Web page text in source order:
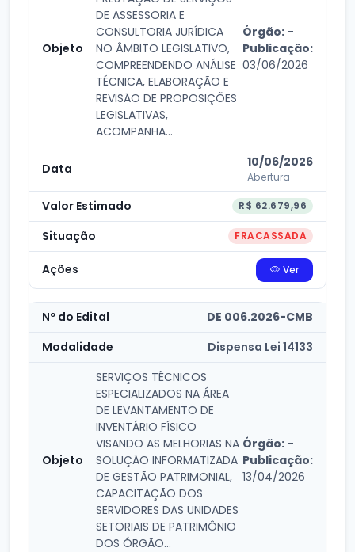
DE ASSESSORIA E
CONSULTORIA JURÍDICA
NO ÂMBITO LEGISLATIVO,
COMPREENDENDO ANÁLISE
TÉCNICA, ELABORAÇÃO E
REVISÃO DE PROPOSIÇÕES
LEGISLATIVAS,
ACOMPANHA...
Órgão: -
Publicação:
03/06/2026
10/06/2026
Abertura
R$ 62.679,96
FRACASSADA
Ver
DE 006.2026-CMB
Dispensa Lei 14133
SERVIÇOS TÉCNICOS
ESPECIALIZADOS NA ÁREA
DE LEVANTAMENTO DE
INVENTÁRIO FÍSICO
VISANDO AS MELHORIAS NA
SOLUÇÃO INFORMATIZADA
DE GESTÃO PATRIMONIAL,
CAPACITAÇÃO DOS
SERVIDORES DAS UNIDADES
SETORIAIS DE PATRIMÔNIO
DOS ÓRGÃO...
Órgão: -
Publicação:
13/04/2026